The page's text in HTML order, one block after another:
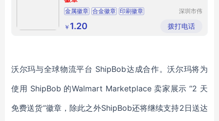
金属徽章 合金徽章 印刷徽章
深圳市伟
品有限公
司
￥ 1.20 拨打电话
沃尔玛与全球物流平台 ShipBob达成合作。沃尔玛将为
使用 ShipBob 的Walmart Marketplace 卖家展示 “2 天
免费送货”徽章，除此之外ShipBob还将继续支持2日送达